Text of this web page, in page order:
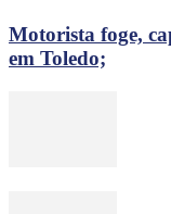
Motorista foge,
em Toledo;